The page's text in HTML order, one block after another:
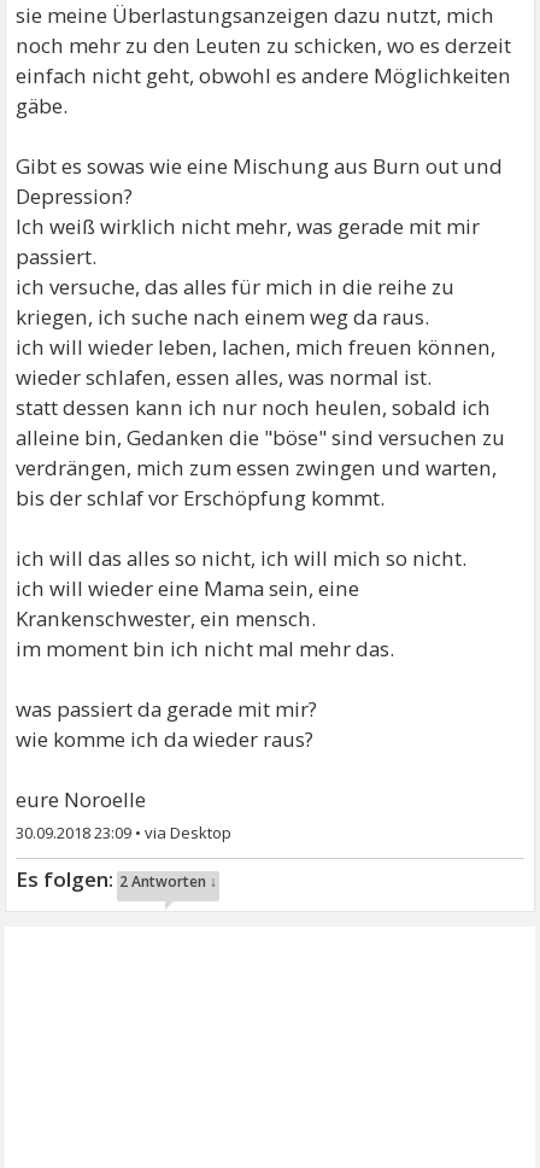
sie meine Überlastungsanzeigen dazu nutzt, mich
noch mehr zu den Leuten zu schicken, wo es derzeit
einfach nicht geht, obwohl es andere Möglichkeiten
gäbe.
Gibt es sowas wie eine Mischung aus Burn out und
Depression?
Ich weiß wirklich nicht mehr, was gerade mit mir
passiert.
ich versuche, das alles für mich in die reihe zu
kriegen, ich suche nach einem weg da raus.
ich will wieder leben, lachen, mich freuen können,
wieder schlafen, essen alles, was normal ist.
statt dessen kann ich nur noch heulen, sobald ich
alleine bin, Gedanken die "böse" sind versuchen zu
verdrängen, mich zum essen zwingen und warten,
bis der schlaf vor Erschöpfung kommt.
ich will das alles so nicht, ich will mich so nicht.
ich will wieder eine Mama sein, eine
Krankenschwester, ein mensch.
im moment bin ich nicht mal mehr das.
was passiert da gerade mit mir?
wie komme ich da wieder raus?
eure Noroelle
30.09.2018 23:09 •
2 Antworten ↓